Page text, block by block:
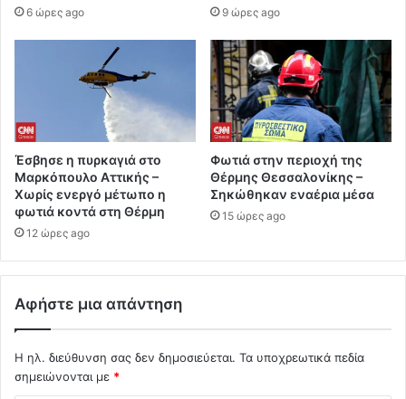
6 ώρες ago 9 ώρες ago
Έσβησε η πυρκαγιά στο
Μαρκόπουλο Αττικής –
Χωρίς ενεργό μέτωπο η
φωτιά κοντά στη Θέρμη
12 ώρες ago
Φωτιά στην περιοχή της
Θέρμης Θεσσαλονίκης –
Σηκώθηκαν εναέρια μέσα
15 ώρες ago
Αφήστε μια απάντηση
Η ηλ. διεύθυνση σας δεν δημοσιεύεται. Τα υποχρεωτικά πεδία
σημειώνονται με *